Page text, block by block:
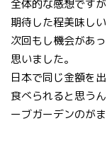
全体的な感想ですが
期待した程美味しい
次回もし機会があ
思いました。
日本で同じ金額を
食べられると思う
ーブガーデンのが